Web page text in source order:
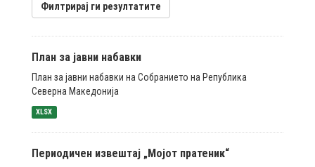
Филтрирај ги резултатите
План за јавни набавки
План за јавни набавки на Собранието на Република
Северна Македонија
XLSX
Периодичен извештај „Мојот пратеник“